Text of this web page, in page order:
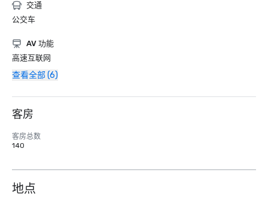
交通
公交车
AV 功能
高速互联网
查看全部 (6)
客房
客房总数
140
地点